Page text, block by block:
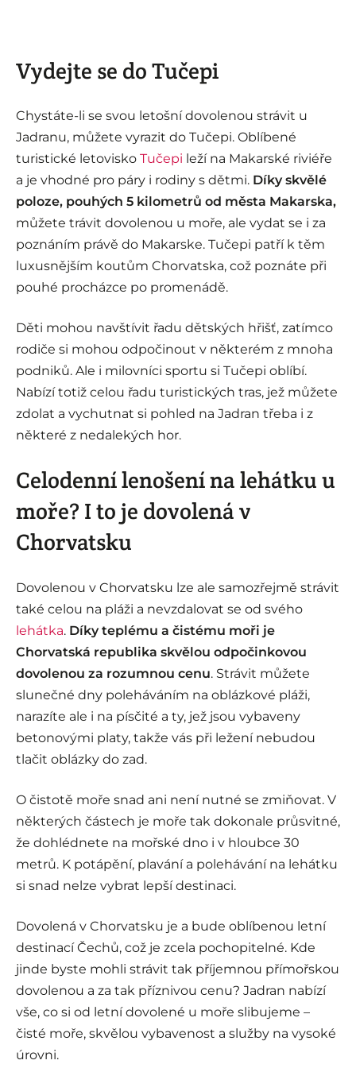
Vydejte se do Tučepi
Chystáte-li se svou letošní dovolenou strávit u
Jadranu, můžete vyrazit do Tučepi. Oblíbené
turistické letovisko Tučepi leží na Makarské riviéře
a je vhodné pro páry i rodiny s dětmi. Díky skvělé
poloze, pouhých 5 kilometrů od města Makarska,
můžete trávit dovolenou u moře, ale vydat se i za
poznáním právě do Makarske. Tučepi patří k těm
luxusnějším koutům Chorvatska, což poznáte při
pouhé procházce po promenádě.
Děti mohou navštívit řadu dětských hřišť, zatímco
rodiče si mohou odpočinout v některém z mnoha
podniků. Ale i milovníci sportu si Tučepi oblíbí.
Nabízí totiž celou řadu turistických tras, jež můžete
zdolat a vychutnat si pohled na Jadran třeba i z
některé z nedalekých hor.
Celodenní lenošení na lehátku u
moře? I to je dovolená v
Chorvatsku
Dovolenou v Chorvatsku lze ale samozřejmě strávit
také celou na pláži a nevzdalovat se od svého
lehátka. Díky teplému a čistému moři je
Chorvatská republika skvělou odpočinkovou
dovolenou za rozumnou cenu. Strávit můžete
slunečné dny poleháváním na oblázkové pláži,
narazíte ale i na písčité a ty, jež jsou vybaveny
betonovými platy, takže vás při ležení nebudou
tlačit oblázky do zad.
O čistotě moře snad ani není nutné se zmiňovat. V
některých částech je moře tak dokonale průsvitné,
že dohlédnete na mořské dno i v hloubce 30
metrů. K potápění, plavání a polehávání na lehátku
si snad nelze vybrat lepší destinaci.
Dovolená v Chorvatsku je a bude oblíbenou letní
destinací Čechů, což je zcela pochopitelné. Kde
jinde byste mohli strávit tak příjemnou přímořskou
dovolenou a za tak příznivou cenu? Jadran nabízí
vše, co si od letní dovolené u moře slibujeme –
čisté moře, skvělou vybavenost a služby na vysoké
úrovni.